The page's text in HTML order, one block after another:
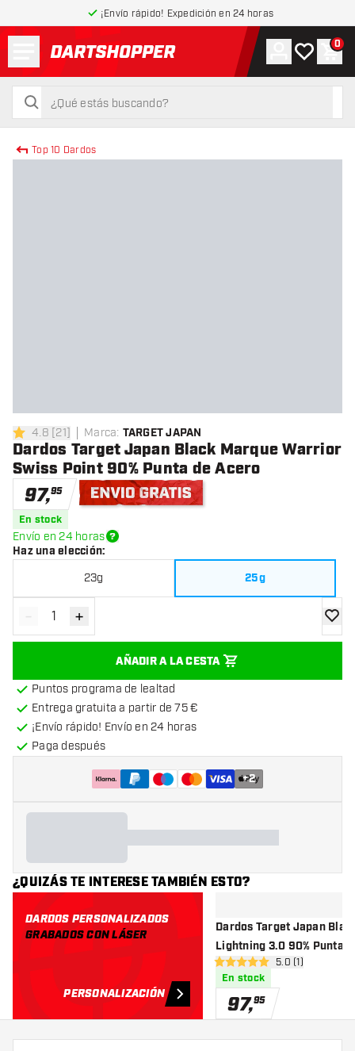
¡Envío rápido! Expedición en 24 horas
volver a la página de inicio
buscar
buscar
Cuenta
Mi lista de
0
Top 10 Dardos
4.8 estrellas de puntuación
4.8 [21] Marca: TARGET JAPAN
Dardos Target Japan Black Marque Warrior
Swiss Point 90% Punta de Acero
97,95
En stock
Envío en 24 horas
Haz una elección:
23g 25g
Disminuir cantidad
- Aumentar cantidad
+
AÑADIR A LA CESTA
Puntos programa de lealtad
Entrega gratuita a partir de 75 €
¡Envío rápido! Envío en 24 horas
Paga después
+2
¿QUIZÁS TE INTERESE TAMBIÉN ESTO?
DARDOS PERSONALIZADOS
GRABADOS CON LÁSER
PERSONALIZACIÓN
Dardos Target Japan
Lightning 3.0
abrir panel de
5 estrellas de puntuación
5.0 (1)
En stock
97,95